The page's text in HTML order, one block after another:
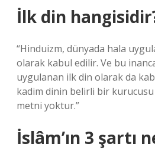
İlk din
“Hinduizm, dünyada hala
olarak kabul edilir. Ve bu
uygulanan ilk din olarak da
kadim dinin belirli bir
metni yoktur.”
İslâm’ın 3 şartı